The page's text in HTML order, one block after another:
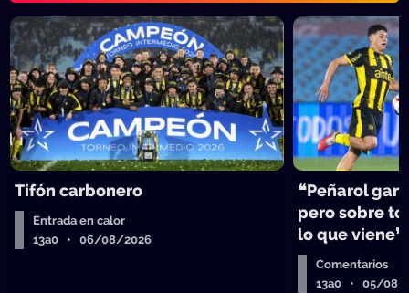
Tifón carbonero
Entrada en calor
13a0 • 06/08/2026
❝Peñarol
pero sobre
lo que viene❞
Comentarios
13a0 • 05/08/